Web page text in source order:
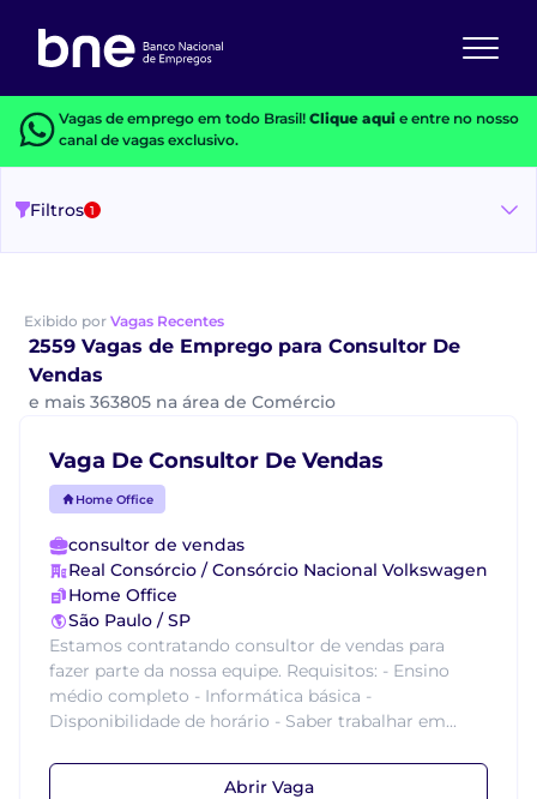
Vagas de emprego em todo Brasil! Clique aquie entre no nosso
canal de vagas exclusivo.
Filtros 1
Exibido por Vagas Recentes
2559 Vagas de Emprego para Consultor De
Vendas
e mais 363805 na área de Comércio
Vaga De Consultor De Vendas
Home Office
consultor de vendas
Real Consórcio / Consórcio Nacional Volkswagen
Home Office
São Paulo / SP
Estamos contratando consultor de vendas para
fazer parte da nossa equipe. Requisitos: - Ensino
médio completo - Informática básica -
Disponibilidade de horário - Saber trabalhar em...
Abrir Vaga